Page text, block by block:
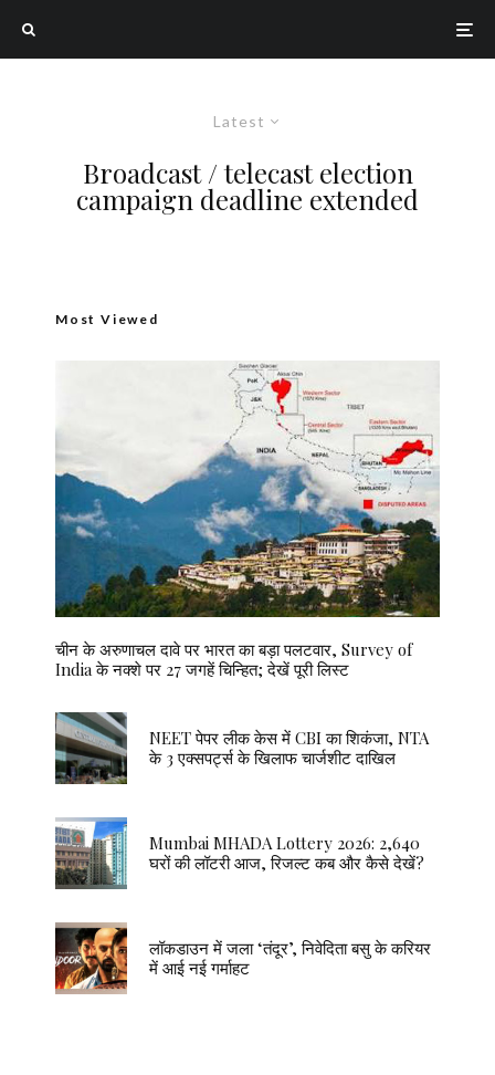
Latest
Broadcast / telecast election
campaign deadline extended
Most Viewed
चीन के अरुणाचल दावे पर भारत का बड़ा पलटवार, Survey of
India के नक्शे पर 27 जगहें चिन्हित; देखें पूरी लिस्ट
NEET पेपर लीक केस में CBI का शिकंजा, NTA
के 3 एक्सपर्ट्स के खिलाफ चार्जशीट दाखिल
Mumbai MHADA Lottery 2026: 2,640
घरों की लॉटरी आज, रिजल्ट कब और कैसे देखें?
लॉकडाउन में जला ‘तंदूर’, निवेदिता बसु के करियर
में आई नई गर्माहट